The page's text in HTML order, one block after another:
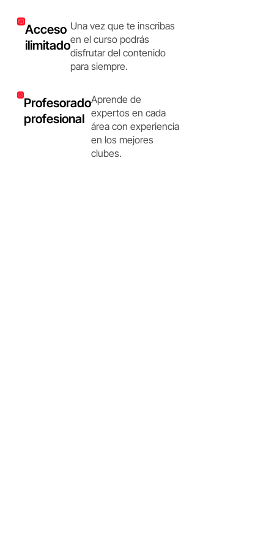
Acceso
ilimitado
Una vez que te inscribas
en el curso podrás
disfrutar del contenido
para siempre.
Profesorado
profesional
Aprende de
expertos en cada
área con experiencia
en los mejores
clubes.